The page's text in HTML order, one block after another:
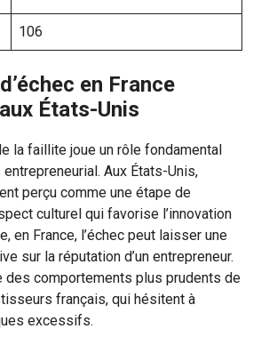
106
en France
États-Unis
la faillite joue un rôle fondamental
Aux États-Unis,
perçu comme une étape de
culturel qui favorise l’innovation
en France, l’échec peut laisser une
sur la réputation d’un entrepreneur.
des comportements plus prudents de
français, qui hésitent à
excessifs.